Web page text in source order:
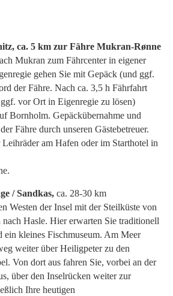
ca. 5 km zur Fähre Mukran-Rønne
Mukran zum Fährcenter in eigener
gehen Sie mit Gepäck (und ggf.
der Fähre. Nach ca. 3,5 h Fährfahrt
vor Ort in Eigenregie zu lösen)
Bornholm. Gepäckübernahme und
Fähre durch unseren Gästebetreuer.
am Hafen oder im Starthotel in
/ Sandkas, ca. 28-30 km
Westen der Insel mit der Steilküste von
nach Hasle. Hier erwarten Sie traditionell
ein kleines Fischmuseum. Am Meer
weiter über Heiligpeter zu den
Von dort aus fahren Sie, vorbei an der
über den Inselrücken weiter zur
Ihre heutigen